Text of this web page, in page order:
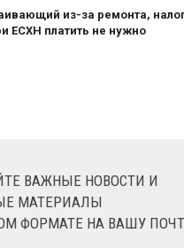
из-за ремонта,
ЕСХН платить не нужно
ВАЖНЫЕ НОВОСТИ И
МАТЕРИАЛЫ
ФОРМАТЕ НА ВАШУ